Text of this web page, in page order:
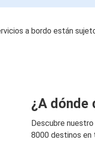
a bordo están
¿A dónde
Descubre
8000 destinos en